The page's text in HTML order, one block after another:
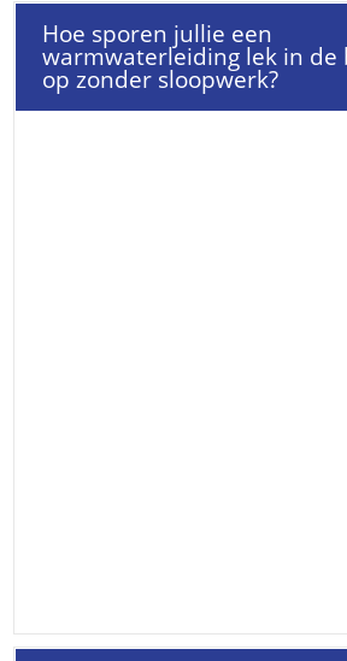
Hoe sporen jullie een
warmwaterleiding lek in de
op zonder sloopwerk?